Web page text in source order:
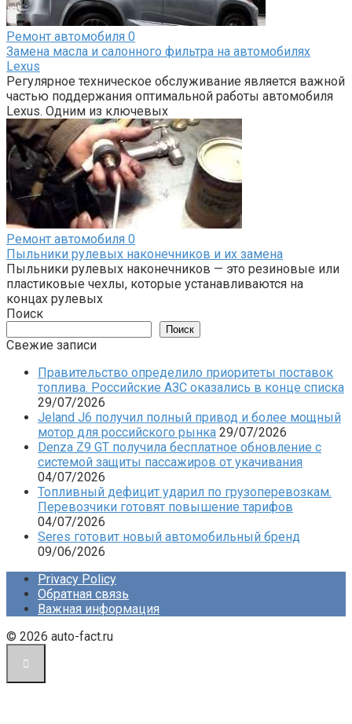
Ремонт автомобиля 0
Замена масла и салонного фильтра на автомобилях
Lexus
Регулярное техническое обслуживание является важной
частью поддержания оптимальной работы автомобиля
Lexus. Одним из ключевых
Ремонт автомобиля 0
Пыльники рулевых наконечников и их замена
Пыльники рулевых наконечников — это резиновые или
пластиковые чехлы, которые устанавливаются на
концах рулевых
Поиск
Поиск
Свежие записи
Правительство определило приоритеты поставок
топлива. Российские АЗС оказались в конце списка
29/07/2026
Jeland J6 получил полный привод и более мощный
мотор для российского рынка 29/07/2026
Denza Z9 GT получила бесплатное обновление с
системой защиты пассажиров от укачивания
04/07/2026
Топливный дефицит ударил по грузоперевозкам.
Перевозчики готовят повышение тарифов
04/07/2026
Seres готовит новый автомобильный бренд
09/06/2026
Privacy Policy
Обратная связь
Важная информация
© 2026 auto-fact.ru